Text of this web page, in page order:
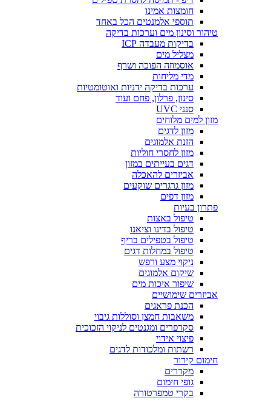
חומצות אמינו
תוספי אלמנטים הכל באחד
טיהור וסינון מים וערכות בדיקה
בדיקות מעבדה ICP
מצליל מים
אוסמוזה הפוכה ושרף
מדי מליחות
ערכות בדיקה ידניות ואוטומטיות
סינון, פרלון, פחם ועוד
סנני UVC
מזון למים מלוחים
מזון לדגים
הזנת אלמוגים
מזון לחסרי חוליות
דגים בעייתים במזון
אביזרים להאכלה
מזון גרגרים שוקעים
מזון דפים
פתרון בעיות
טיפול באצות
טיפול בדינו וציאנו
טיפול בטפילים בריף
טיפול במחלות דגים
ניקוי מצע ורפש
שיקום אלמוגים
שיפור איכות מים
אביזרים שימושיים
הכנת פראגים
משאבות חמצן וסוללות גיבוי
סקרפרים ומגנטים לניקוי הזכוכית
פיצוי אידוי
רשתות ומלכודות לדגים
חימום קירור
מקררים
גופי חימום
בקרי טמפרטורה